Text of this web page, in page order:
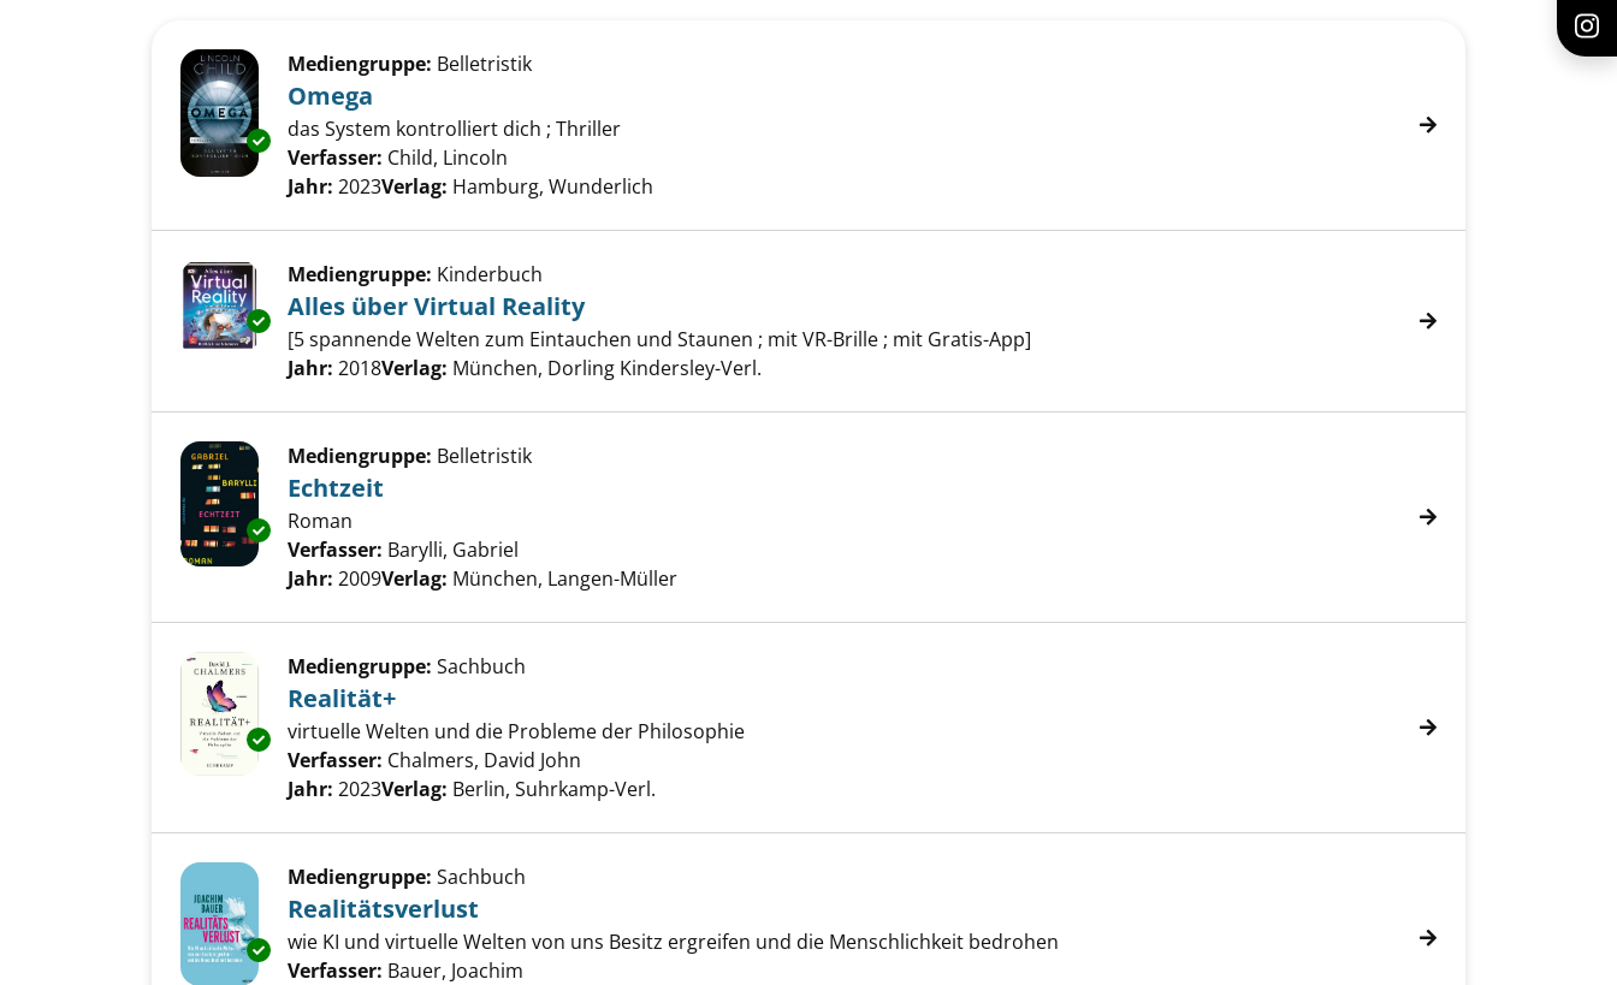
Exemplar-Details von Omega anzeigen
Mediengruppe: Belletristik
Omega
das System kontrolliert dich ; Thriller
Verfasser: Child, Lincoln
Jahr: 2023Verlag: Hamburg, Wunderlich
Exemplar-Details von Alles über Virtual Reality anzeigen
Mediengruppe: Kinderbuch
Alles über Virtual Reality
[5 spannende Welten zum Eintauchen und Staunen ; mit VR-Brille ; mit Gratis-App]
Suche nach diesem Verfasser
Jahr: 2018Verlag: München, Dorling Kindersley-Verl.
Exemplar-Details von Echtzeit anzeigen
Mediengruppe: Belletristik
Echtzeit
Roman
Verfasser: Barylli, Gabriel
Jahr: 2009Verlag: München, Langen-Müller
Exemplar-Details von Realität+ anzeigen
Mediengruppe: Sachbuch
Realität+
virtuelle Welten und die Probleme der Philosophie
Verfasser: Chalmers, David John
Jahr: 2023Verlag: Berlin, Suhrkamp-Verl.
Exemplar-Details von Realitätsverlust anzeigen
Mediengruppe: Sachbuch
Realitätsverlust
wie KI und virtuelle Welten von uns Besitz ergreifen und die Menschlichkeit bedrohen
Verfasser: Bauer, Joachim